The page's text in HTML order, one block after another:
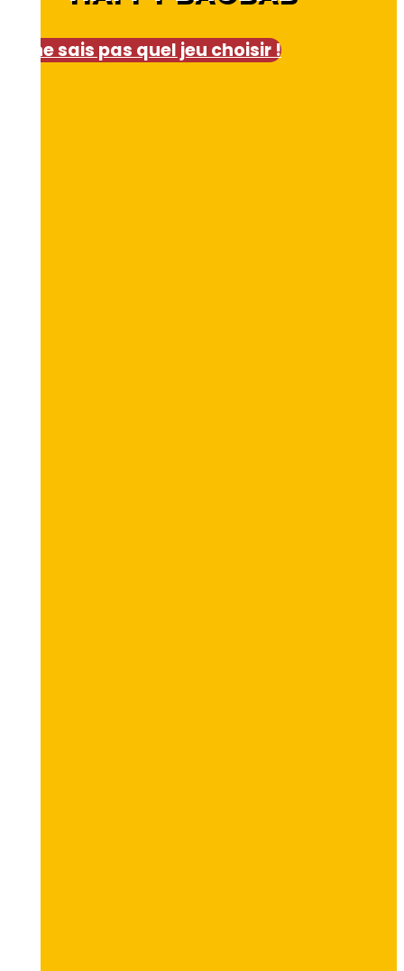
Je ne sais pas quel jeu choisir !